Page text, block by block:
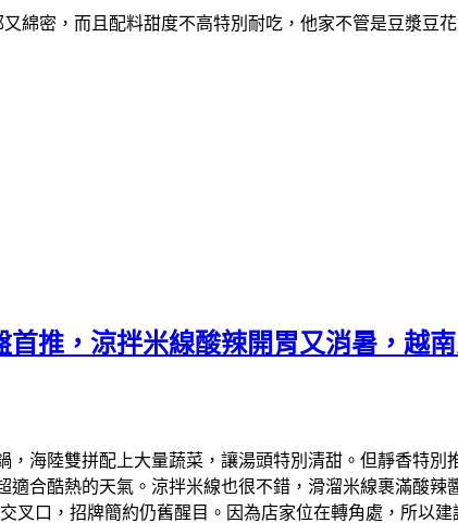
又綿密，而且配料甜度不高特別耐吃，他家不管是豆漿豆
推，涼拌米線酸辣開胃又消暑，越
海陸雙拼配上大量蔬菜，讓湯頭特別清甜。但靜香特別
合酷熱的天氣。涼拌米線也很不錯，滑溜米線裹滿酸辣
口，招牌簡約仍舊醒目。因為店家位在轉角處，所以